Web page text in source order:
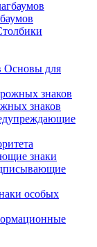
Основы для
знаков
знаки
особых